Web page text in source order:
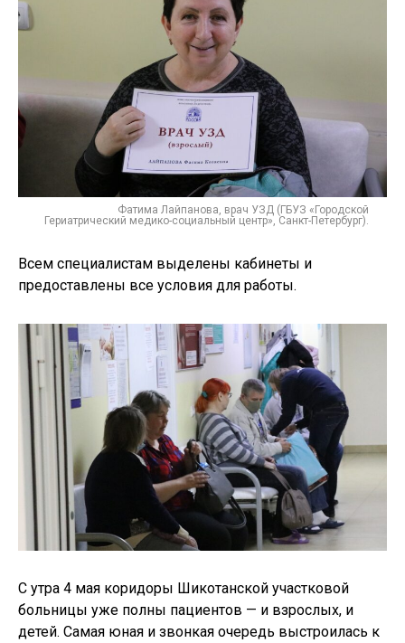
Фатима Лайпанова, врач УЗД (ГБУЗ «Городской
Гериатрический медико-социальный центр», Санкт-Петербург).
Всем специалистам выделены кабинеты и
предоставлены все условия для работы.
С утра 4 мая коридоры Шикотанской участковой
больницы уже полны пациентов — и взрослых, и
детей. Самая юная и звонкая очередь выстроилась к